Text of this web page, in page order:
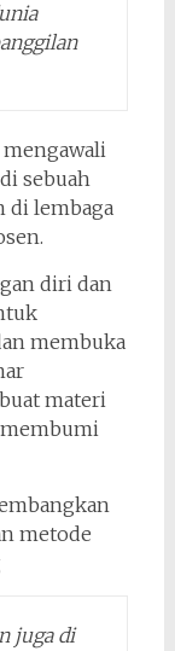
sebuah
di lembaga
diri dan
membuka
materi
metode
juga di